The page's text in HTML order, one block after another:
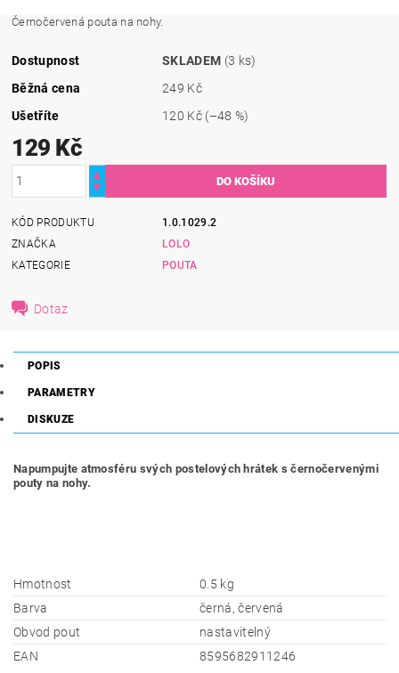
Černočervená pouta na nohy.
Dostupnost SKLADEM (3 ks)
Běžná cena
249 Kč
Ušetříte
120 Kč (–48 %)
129 Kč
KÓD PRODUKTU
1.0.1029.2
ZNAČKA
LOLO
KATEGORIE
POUTA
Dotaz
POPIS
PARAMETRY
DISKUZE
Napumpujte atmosféru svých postelových hrátek s černočervenými
pouty na nohy.
Hmotnost
0.5 kg
Barva
černá, červená
Obvod pout
nastavitelný
EAN
8595682911246